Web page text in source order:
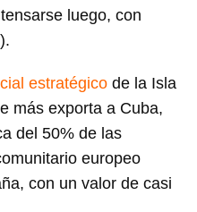
luego, con
estratégico de la Isla
más exporta a Cuba,
del 50% de las
europeo
con un valor de casi